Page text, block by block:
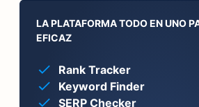
LA PLATAFORMA TODO EN UNO
EFICAZ
Rank Tracker
Keyword Finder
SERP Checker